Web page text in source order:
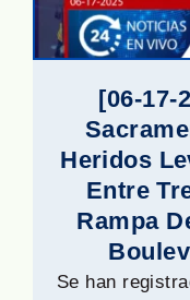
[06-17-
Heridos
Entre
Rampa
Se han